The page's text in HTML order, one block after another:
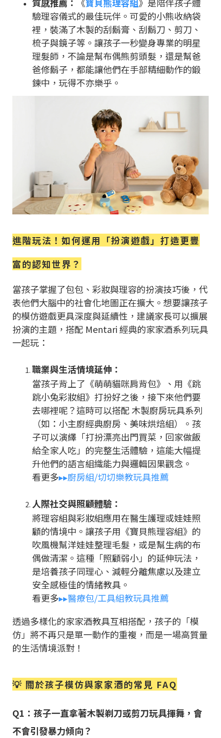
驗理容儀式的最佳玩伴。可愛的小熊收納袋
裡，裝滿了木製的刮鬍膏、刮鬍刀、剪刀、
梳子與鏡子等。讓孩子一秒變身專業的明星
理髮師，不論是幫布偶熊剪頭髮，還是幫爸
爸修鬍子，都能讓他們在手部精細動作的鍛
鍊中，玩得不亦樂乎。
進階玩法！如何運用「扮演遊戲」打造更豐
富的認知世界？
當孩子掌握了包包、彩妝與理容的扮演技巧後，代
表他們大腦中的社會化地圖正在擴大。想要讓孩子
的模仿遊戲更具深度與延續性，建議家長可以擴展
扮演的主題，搭配 Mentari 經典的家家酒系列玩具
一起玩：
職業與生活情境延伸：
當孩子背上了《萌萌貓咪肩背包》、用《跳
跳小兔彩妝組》打扮好之後，接下來他們要
去哪裡呢？這時可以搭配 木製廚房玩具系列
（如：小主廚經典廚房、美味烘焙組）。孩
子可以演繹「打扮漂亮出門買菜，回家做飯
給全家人吃」的完整生活體驗，這能大幅提
升他們的語言組織能力與邏輯因果觀念。
看更多▸▸廚房組/切切樂教玩具推薦
人際社交與照顧體驗：
將理容組與彩妝組應用在醫生護理或娃娃照
顧的情境中。讓孩子用《寶貝熊理容組》的
吹風機幫洋娃娃整理毛髮，或是幫生病的布
偶做清潔。這種「照顧弱小」的延伸玩法，
是培養孩子同理心、減輕分離焦慮以及建立
安全感極佳的情緒教具。
看更多▸▸醫療包/工具組教玩具推薦
透過多樣化的家家酒教具互相搭配，孩子的「模
仿」將不再只是單一動作的重複，而是一場高質量
的生活情境派對！
💡 關於孩子模仿與家家酒的常見 FAQ
Q1：孩子一直拿著木製剃刀或剪刀玩具揮舞，會
不會引發暴力傾向？